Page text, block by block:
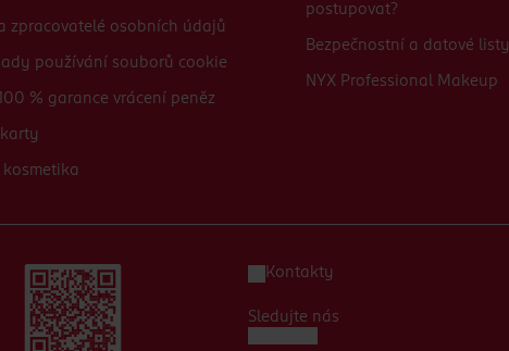
zpracovatelé osobních údajů
používání souborů cookie
% garance vrácení peněz
kosmetika
postupovat?
Bezpečnostní a datové listy
NYX Professional Makeup
Kontakty
Sledujte nás